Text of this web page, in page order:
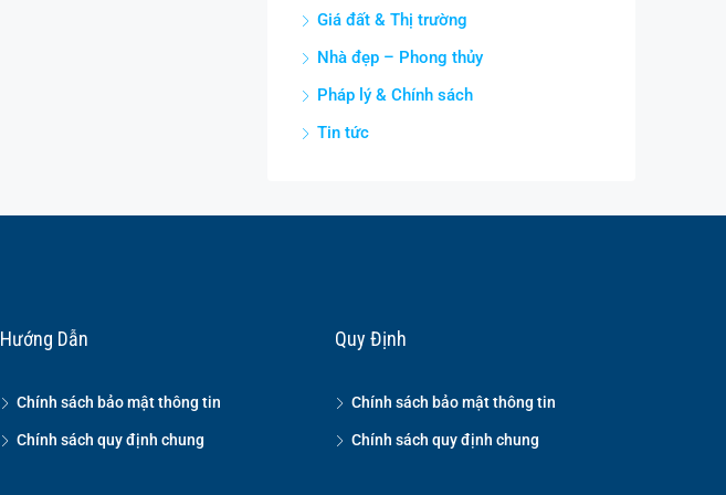
Giá đất & Thị trường
Nhà đẹp – Phong thủy
Pháp lý & Chính sách
Tin tức
Hướng Dẫn
Chính sách bảo mật thông tin
Chính sách quy định chung
Quy Định
Chính sách bảo mật thông tin
Chính sách quy định chung